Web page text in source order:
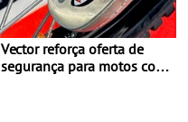
Vector reforça oferta de
segurança para motos com